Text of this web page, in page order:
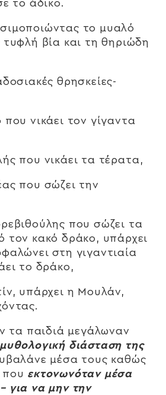
το άδικο.
το μυαλό
τυφλή βία και τη θηριώδη
θρησκείες-
νικάει τον γίγαντα
που νικάει τα τέρατα,
που σώζει την
που σώζει τα
τον κακό δράκο, υπάρχει
στη γιγαντιαία
το δράκο,
υπάρχει η Μουλάν,
τα παιδιά μεγάλωναν
μυθολογική διάσταση της
μέσα τους καθώς
που εκτονωνόταν μέσα
για να μην την